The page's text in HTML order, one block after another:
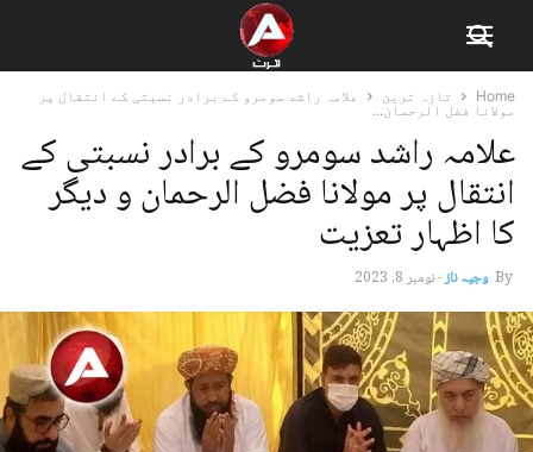
Home تازہ ترین
علامہ راشد سومرو کے برادر نسبتی کے انتقال پر
مولانا فضل الرحمان...
علامہ راشد سومرو کے برادر نسبتی کے
انتقال پر مولانا فضل الرحمان و دیگر
کا اظہار تعزیت
By وجیہ ناز-نومبر 8, 2023